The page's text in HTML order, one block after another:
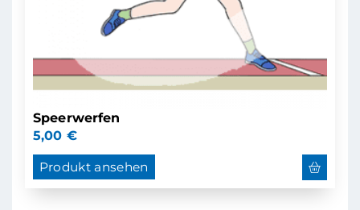
Speerwerfen
5,00 €
Produkt ansehen